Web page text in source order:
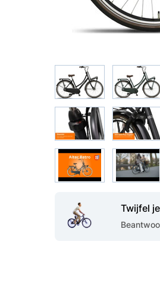
Twijfel